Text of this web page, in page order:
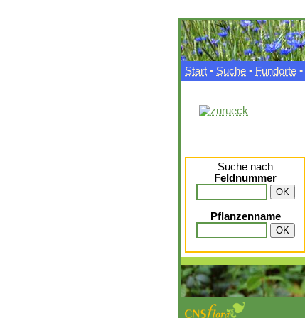
Start • Suche • Fundorte •
Suche nach
Feldnummer
Pflanzenname